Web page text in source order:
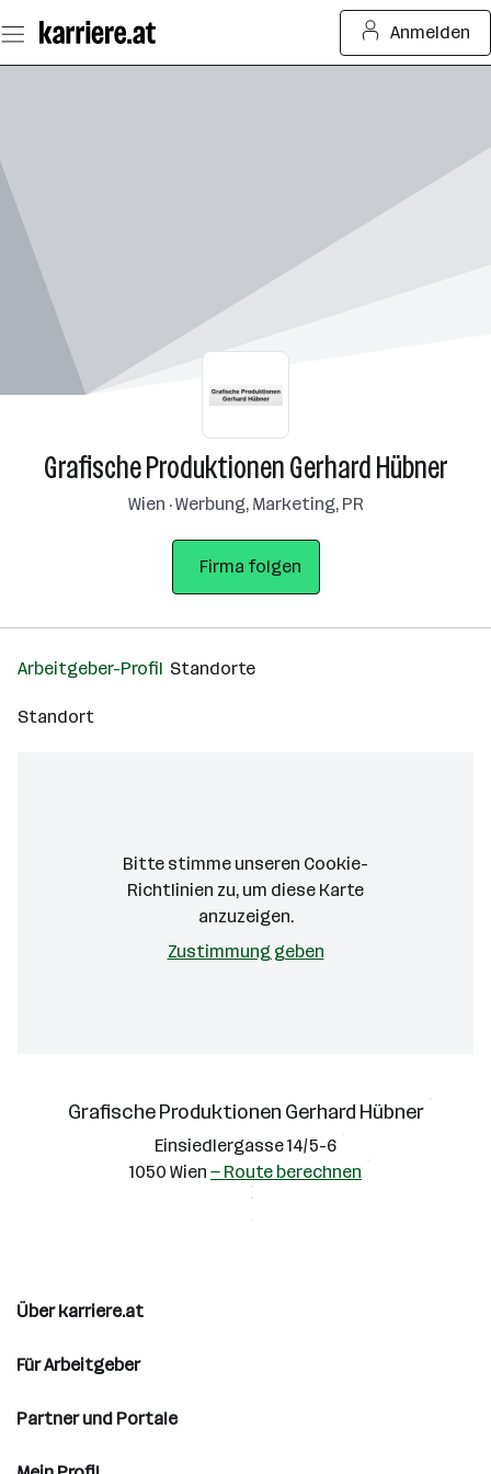
Seiteninhalt
springen
Anmelden
Grafische Produktionen Gerhard Hübner
Wien · Werbung, Marketing, PR
Firma folgen
Arbeitgeber-Profil Standorte
Standort
Bitte stimme unseren Cookie-
Richtlinien zu, um diese Karte
anzuzeigen.
Zustimmung geben
Grafische Produktionen Gerhard Hübner
Einsiedlergasse 14/5-6
1050 Wien — Route berechnen
Über karriere.at
Für Arbeitgeber
Partner und Portale